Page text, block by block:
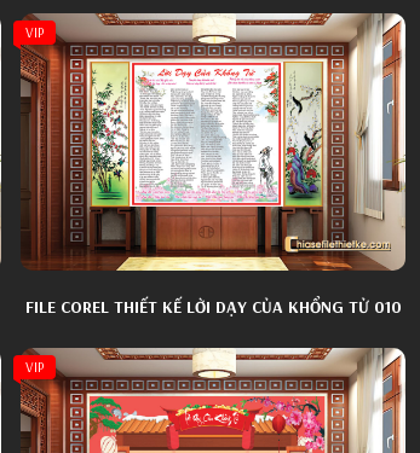
VIP
FILE COREL THIẾT KẾ LỜI DẠY CỦA KHỔNG TỬ 010
VIP